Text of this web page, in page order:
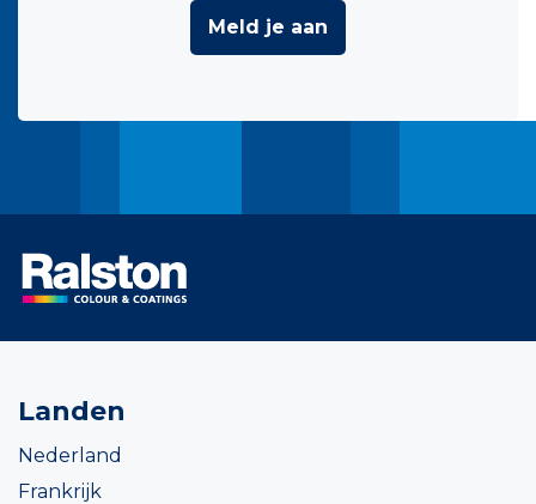
Meld je aan
Landen
Nederland
Frankrijk